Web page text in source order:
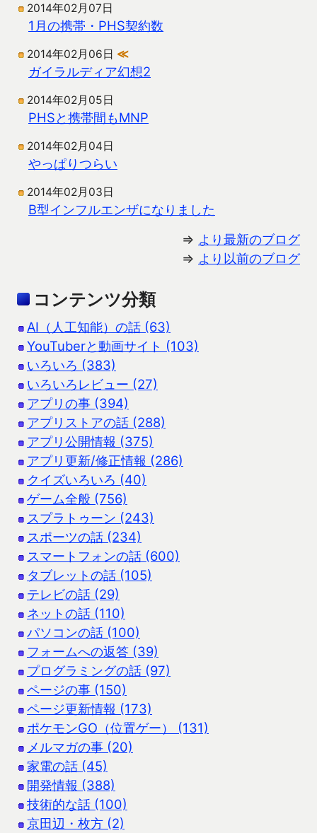
2014年02月07日
1月の携帯・PHS契約数
2014年02月06日 ≪
ガイラルディア幻想2
2014年02月05日
PHSと携帯間もMNP
2014年02月04日
やっぱりつらい
2014年02月03日
B型インフルエンザになりました
⇒ より最新のブログ
⇒ より以前のブログ
コンテンツ分類
AI（人工知能）の話 (63)
YouTuberと動画サイト (103)
いろいろ (383)
いろいろレビュー (27)
アプリの事 (394)
アプリストアの話 (288)
アプリ公開情報 (375)
アプリ更新/修正情報 (286)
クイズいろいろ (40)
ゲーム全般 (756)
スプラトゥーン (243)
スポーツの話 (234)
スマートフォンの話 (600)
タブレットの話 (105)
テレビの話 (29)
ネットの話 (110)
パソコンの話 (100)
フォームへの返答 (39)
プログラミングの話 (97)
ページの事 (150)
ページ更新情報 (173)
ポケモンGO（位置ゲー） (131)
メルマガの事 (20)
家電の話 (45)
開発情報 (388)
技術的な話 (100)
京田辺・枚方 (2)